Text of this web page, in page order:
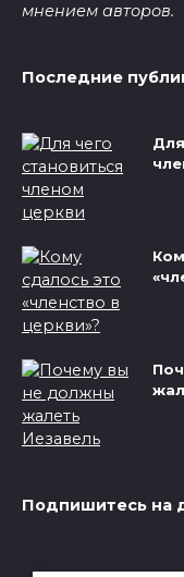
мнением авторов.
Последние
Подпишитесь на